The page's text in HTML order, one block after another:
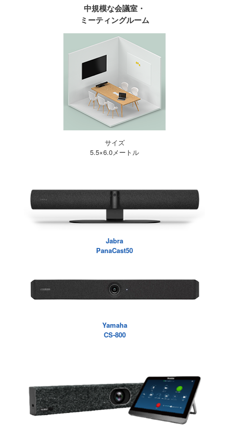
中規模な会議室・
ミーティングルーム
サイズ
5.5×6.0メートル
Jabra
PanaCast50
Yamaha
CS-800